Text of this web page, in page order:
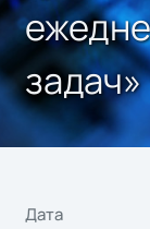
задач»
Дата